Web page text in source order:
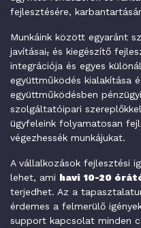
fejlesztésére,
Munkáink között egyaránt
javításai, és kiegészítő
integrációja és egyes
együttműködés kialakítása
együttműködésben
szolgáltatóipari
ügyfeleink folyamatosan
végezhessék munkájukat.
A vállalkozások fejlesztési
lehet, ami havi 10-20
terjedhet. Az a
érdemes a felmerülő
support kapcsolat minden